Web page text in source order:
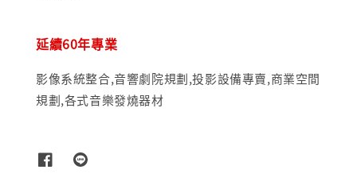
延續60年專業
影像系統整合,音響劇院規劃,投影設備專賣,商業空間
規劃,各式音樂發燒器材